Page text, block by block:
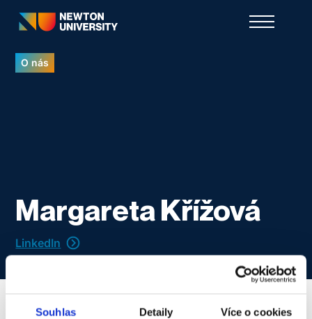
Souhlas Detaily Více o cookies
O nás
Margareta Křížová
LinkedIn